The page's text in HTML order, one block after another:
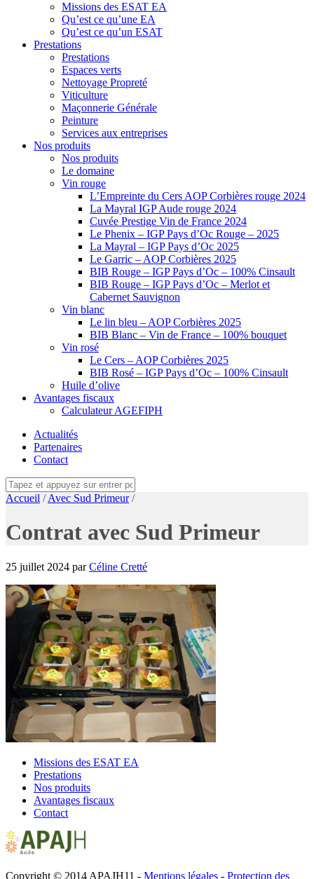
Missions des ESAT EA
Qu’est ce qu’une EA
Qu’est ce qu’un ESAT
Prestations
Prestations
Espaces verts
Nettoyage Propreté
Viticulture
Maçonnerie Générale
Peinture
Services aux entreprises
Nos produits
Nos produits
Le domaine
Vin rouge
L’Empreinte du Cers AOP Corbières rouge 2024
La Mayral IGP Aude rouge 2024
Cuvée Prestige Vin de France 2024
Le Phenix – IGP Pays d’Oc Rouge – 2025
La Mayral – IGP Pays d’Oc 2025
Le Garric – AOP Corbières 2025
BIB Rouge – IGP Pays d’Oc – 100% Cinsault
BIB Rouge – IGP Pays d’Oc – Merlot et
Cabernet Sauvignon
Vin blanc
Le lin bleu – AOP Corbières 2025
BIB Blanc – Vin de France – 100% bouquet
Vin rosé
Le Cers – AOP Corbières 2025
BIB Rosé – IGP Pays d’Oc – 100% Cinsault
Huile d’olive
Avantages fiscaux
Calculateur AGEFIPH
Actualités
Partenaires
Contact
Accueil /Avec Sud Primeur/
Contrat avec Sud Primeur
25 juillet 2024 parCéline Cretté
Missions des ESAT EA
Prestations
Nos produits
Avantages fiscaux
Contact
Copyright © 2014 APAJH11 - Mentions légales - Protection des